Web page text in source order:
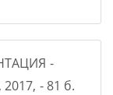
-
- 81 б.